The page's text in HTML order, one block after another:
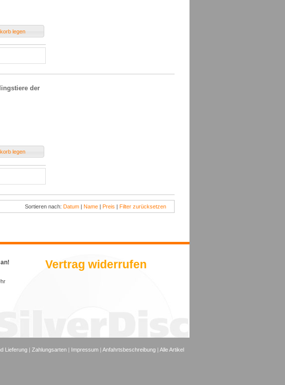
legen
der
legen
Sortieren nach:Datum |Name |Preis |Filter zurücksetzen
Vertrag widerrufen
Lieferung| Zahlungsarten| Impressum| Anfahrtsbeschreibung| Alle Artikel